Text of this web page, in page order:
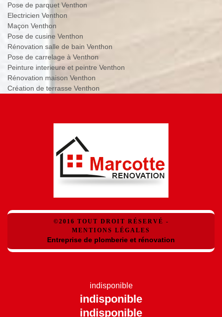
Pose de parquet Venthon
Electricien Venthon
Maçon Venthon
Pose de cusine Venthon
Rénovation salle de bain Venthon
Pose de carrelage à Venthon
Peinture interieure et peintre Venthon
Rénovation maison Venthon
Création de terrasse Venthon
©2016 TOUT DROIT RÉSERVÉ -
MENTIONS LÉGALES
Entreprise de plomberie et rénovation
indisponible
indisponible
indisponible